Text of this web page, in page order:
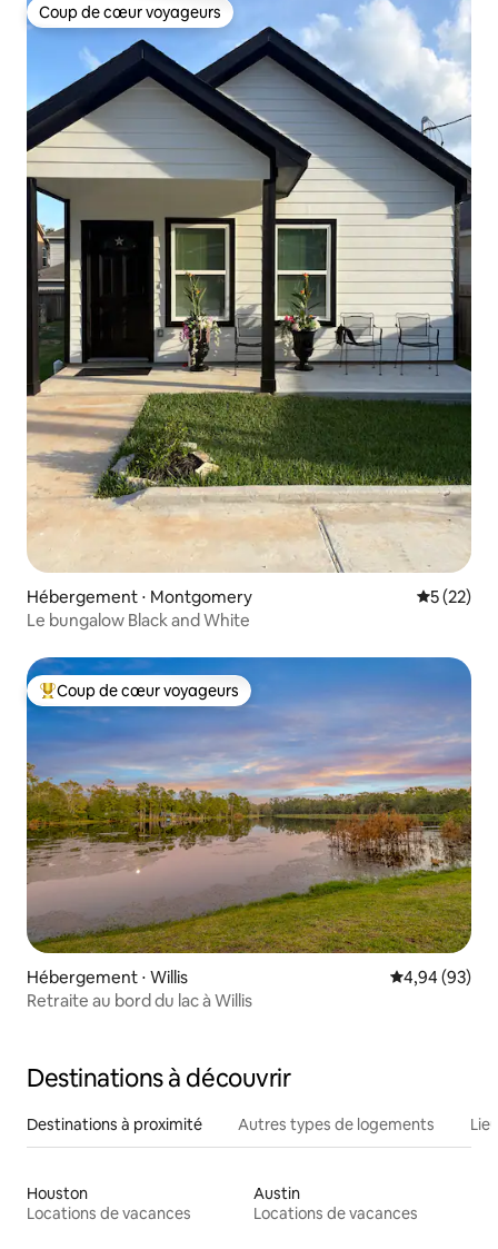
Coup de cœur voyageurs
Coup de cœur voyageurs
Hébergement ⋅ Montgomery
5 (22)
Le bungalow Black and White
Coups de cœur voyageurs les plus appréciés
Coup de cœur voyageurs
Hébergement ⋅ Willis Évaluation
4,94 (93)
Retraite au bord du lac à Willis
Destinations à découvrir
Destinations à proximité Autres types de logements
Houston
Locations de vacances
Austin
Locations de vacances